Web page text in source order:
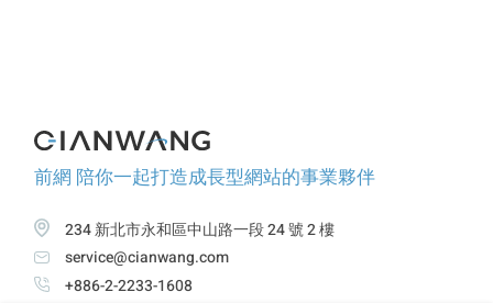
前網 陪你一起打造成長型網站的事業夥伴
234 新北市永和區中山路一段 24 號 2 樓
service@cianwang.com
+886-2-2233-1608